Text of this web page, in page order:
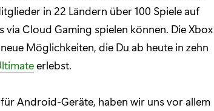
in 22 Ländern über 100 Spiele auf
Cloud Gaming spielen können. Die Xbox
Möglichkeiten, die Du ab heute in zehn
erlebst.
Android-Geräte, haben wir uns vor allem